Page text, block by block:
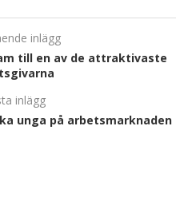
inlägg
till en av de attraktivaste
inlägg
unga på arbetsmarknaden